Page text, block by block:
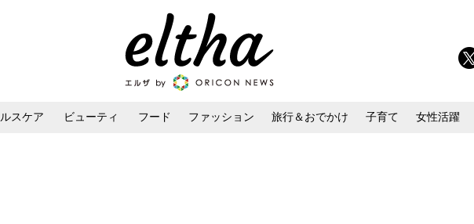
スケア ビューティ フード ファッション 旅行＆おでかけ 子育て 女性活躍